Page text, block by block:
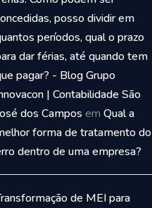
posso dividir em
períodos, qual o prazo
dar férias, até quando tem
pagar? - Blog Grupo
| Contabilidade São
dos Campos em Qual a
forma de tratamento do
dentro de uma empresa?
de MEI para